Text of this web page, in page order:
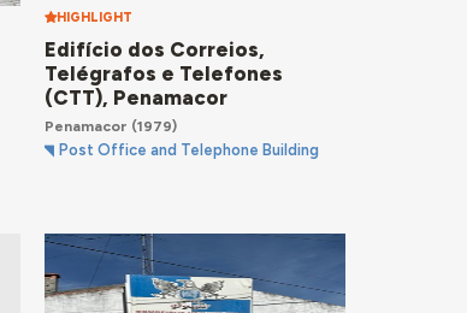
HIGHLIGHT
Edifício dos Correios,
Telégrafos e Telefones
(CTT), Penamacor
Penamacor (1979)
Post Office and Telephone Building